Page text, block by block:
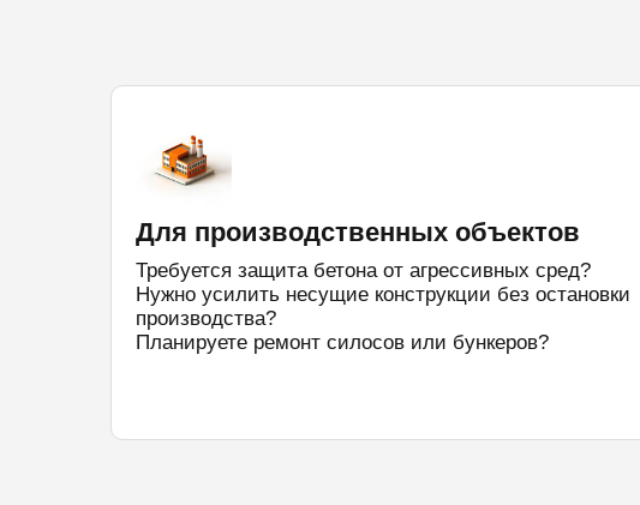
Для производственных объектов
Требуется защита бетона от агрессивных сред?
Нужно усилить несущие конструкции без остановки
производства?
Планируете ремонт силосов или бункеров?